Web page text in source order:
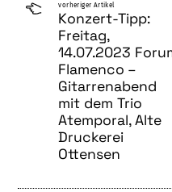
vorheriger Artikel
Konzert-Tipp:
Freitag,
14.07.2023
Flamenco –
Gitarrenabend
mit dem Trio
Atemporal, Alte
Druckerei
Ottensen